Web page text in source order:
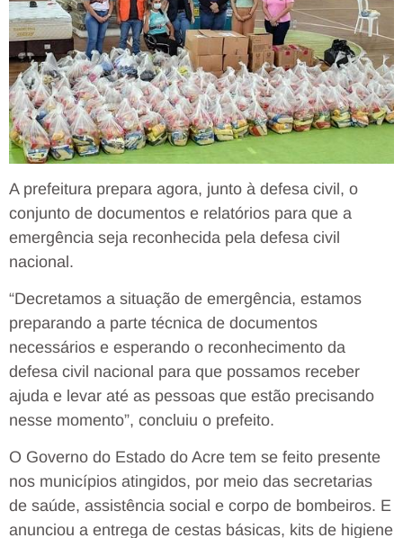
A prefeitura prepara agora, junto à defesa civil, o
conjunto de documentos e relatórios para que a
emergência seja reconhecida pela defesa civil
nacional.
“Decretamos a situação de emergência, estamos
preparando a parte técnica de documentos
necessários e esperando o reconhecimento da
defesa civil nacional para que possamos receber
ajuda e levar até as pessoas que estão precisando
nesse momento”, concluiu o prefeito.
O Governo do Estado do Acre tem se feito presente
nos municípios atingidos, por meio das secretarias
de saúde, assistência social e corpo de bombeiros. E
anunciou a entrega de cestas básicas, kits de higiene